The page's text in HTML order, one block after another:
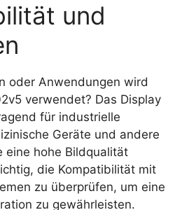
und
oder Anwendungen wird
verwendet? Das Display
für industrielle
Geräte und andere
eine hohe Bildqualität
die Kompatibilität mit
zu überprüfen, um eine
zu gewährleisten.